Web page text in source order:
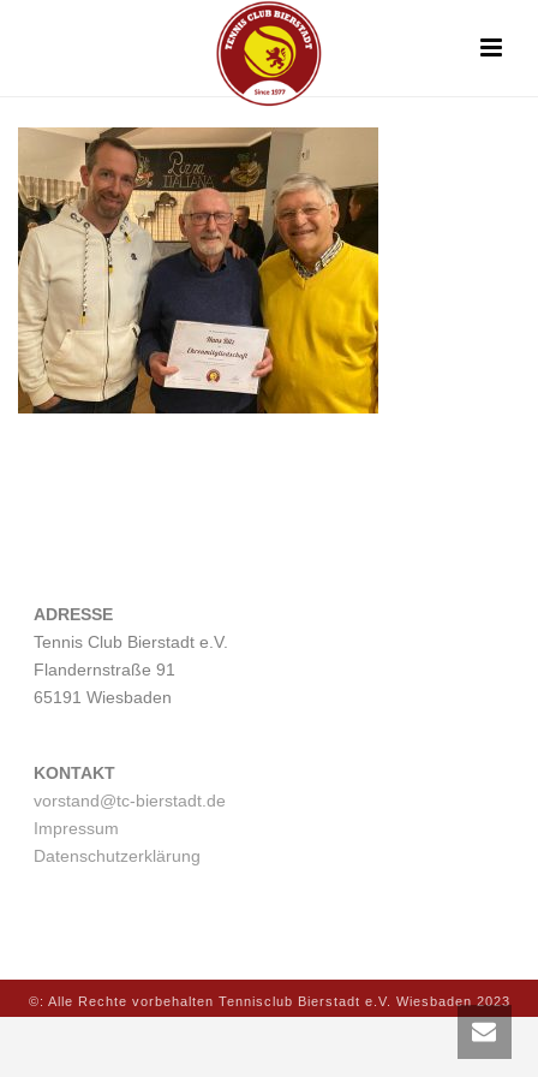
ADRESSE
Tennis Club Bierstadt e.V.
Flandernstraße 91
65191 Wiesbaden
KONTAKT
vorstand@tc-bierstadt.de
Impressum
Datenschutzerklärung
©: Alle Rechte vorbehalten Tennisclub Bierstadt e.V. Wiesbaden 2023